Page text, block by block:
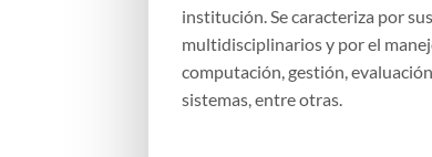
institución. Se caracteriza por
multidisciplinarios y por el
computación, gestión,
sistemas, entre otras.